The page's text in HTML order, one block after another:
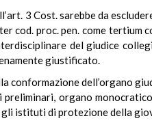
3 Cost. sarebbe da
cod. proc. pen. come tertium
del giudice
giustificato.
conformazione dell’organo
preliminari, organo
istituti di protezione della